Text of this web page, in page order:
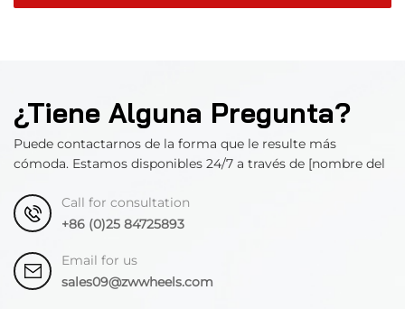
¿Tiene Alguna Pregunta?
Puede contactarnos de la forma que le resulte más
cómoda. Estamos disponibles 24/7 a través de [nombre del
Call for consultation
+86 (0)25 84725893
Email for us
sales09@zwwheels.com